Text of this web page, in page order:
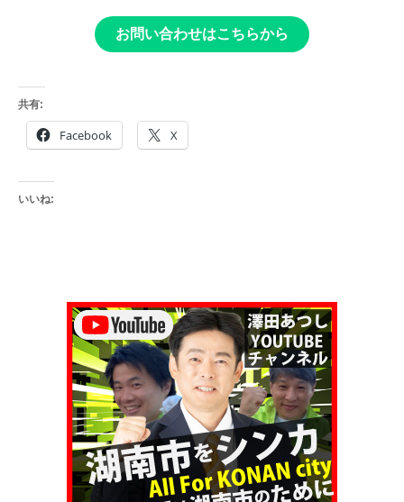
お問い合わせはこちらから
共有:
Facebook X
いいね: